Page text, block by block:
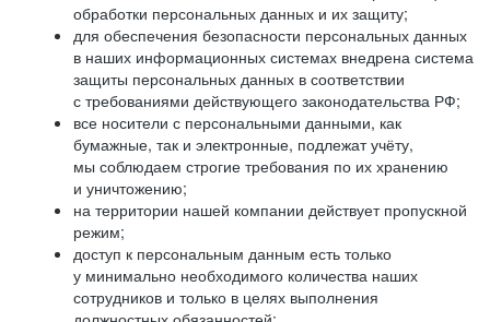
обработки персональных данных и их защиту;
для обеспечения безопасности персональных данных
в наших информационных системах внедрена система
защиты персональных данных в соответствии
с требованиями действующего законодательства РФ;
все носители с персональными данными, как
бумажные, так и электронные, подлежат учёту,
мы соблюдаем строгие требования по их хранению
и уничтожению;
на территории нашей компании действует пропускной
режим;
доступ к персональным данным есть только
у минимально необходимого количества наших
сотрудников и только в целях выполнения